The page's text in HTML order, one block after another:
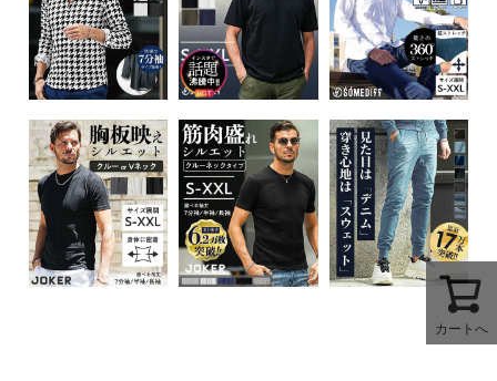
カートへ